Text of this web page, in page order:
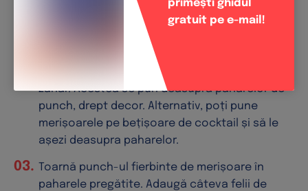
merișoare, suc de portocale și zahăr. Ia de pe
aragaz și lasă să se odihnească 5-10 minute.
Spală și taie kumquats în felii.Crestează adânc
merișoarele, hidratează-le și tăvălește-le prin
zahăr. Acestea se pun deasupra paharelor de
punch, drept decor. Alternativ, poți pune
merișoarele pe bețișoare de cocktail și să le
așezi deasupra paharelor.
Toarnă punch-ul fierbinte de merișoare în
paharele pregătite. Adaugă câteva felii de
primești ghidul
gratuit pe e-mail!